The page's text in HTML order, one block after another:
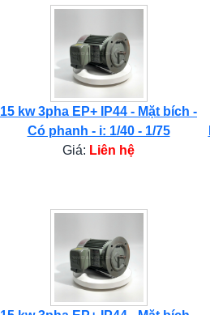
15 kw 3pha EP+ IP44 - Mặt bích -
Có phanh - i: 1/40 - 1/75
Giá: Liên hệ